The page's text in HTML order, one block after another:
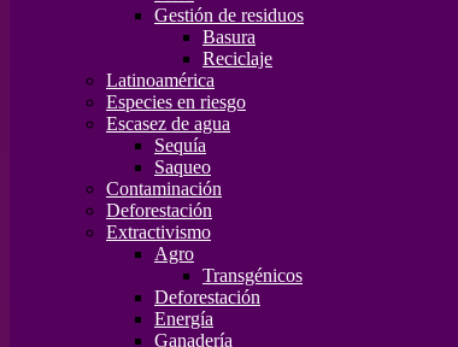
Gestión de residuos
Basura
Reciclaje
Latinoamérica
Especies en riesgo
Escasez de agua
Sequía
Saqueo
Contaminación
Deforestación
Extractivismo
Agro
Transgénicos
Deforestación
Energía
Ganadería